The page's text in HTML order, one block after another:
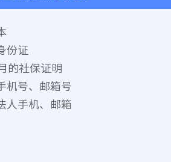
份证
的社保证明
机号、邮箱号
人手机、邮箱